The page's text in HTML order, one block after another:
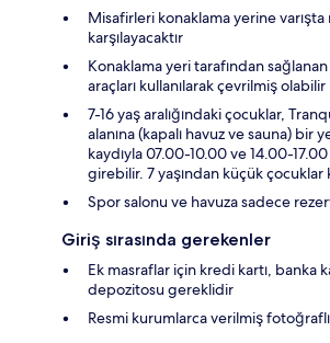
Misafirleri konaklama yerine
karşılayacaktır
Konaklama yeri tarafından
araçları kullanılarak çevrilmiş olabilir
7-16 yaş aralığındaki çocuklar,
alanına (kapalı havuz ve sauna) bir
kaydıyla 07.00-10.00 ve 14.00-
girebilir. 7 yaşından küçük
Spor salonu ve havuza sadece
Giriş sırasında gerekenler
Ek masraflar için kredi kartı, banka
depozitosu gereklidir
Resmi kurumlarca verilmiş